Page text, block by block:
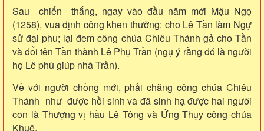
Sau chiến thắng, ngay vào đầu năm mới Mậu Ngọ
(1258), vua định công khen thưởng: cho Lê Tần làm Ngự
sử đại phu; lại đem công chúa Chiêu Thánh gả cho Tần
và đổi tên Tần thành Lê Phụ Trần (ngụ ý rằng đó là người
họ Lê phù giúp nhà Trần).
Về với người chồng mới, phải chăng công chúa Chiêu
Thánh như được hồi sinh và đã sinh hạ được hai người
con là Thượng vị hầu Lê Tông và Ứng Thụy công chúa
Khuê.